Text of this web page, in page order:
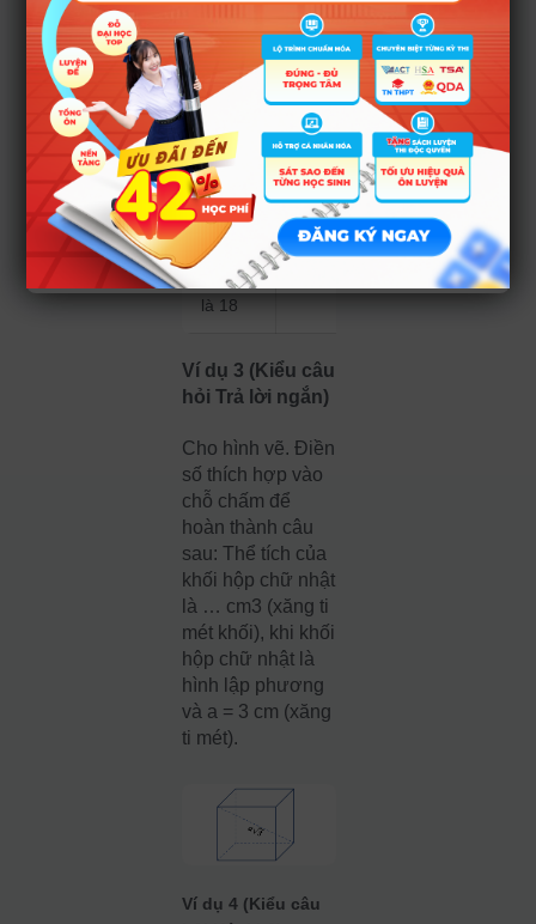
trong
các số
nguyên
có thể
là 19
Một
trong
các số
nguyên
có thể
là 18
Ví dụ 3 (Kiểu câu
hỏi Trả lời ngắn)
Cho hình vẽ. Điền
số thích hợp vào
chỗ chấm để
hoàn thành câu
sau: Thể tích của
khối hộp chữ nhật
là … cm3 (xăng ti
mét khối), khi khối
hộp chữ nhật là
hình lập phương
và a = 3 cm (xăng
ti mét).
Ví dụ 4 (Kiểu câu